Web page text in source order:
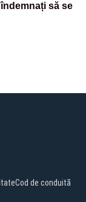
să se
Cod de conduită